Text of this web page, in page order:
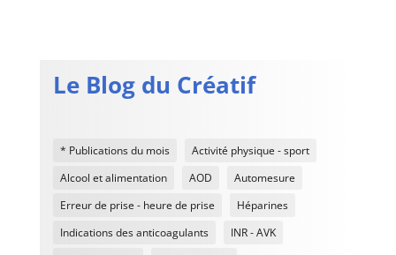
Le Blog du Créatif
* Publications du mois
Activité physique - sport
Alcool et alimentation
AOD
Automesure
Erreur de prise - heure de prise
Héparines
Indications des anticoagulants
INR - AVK